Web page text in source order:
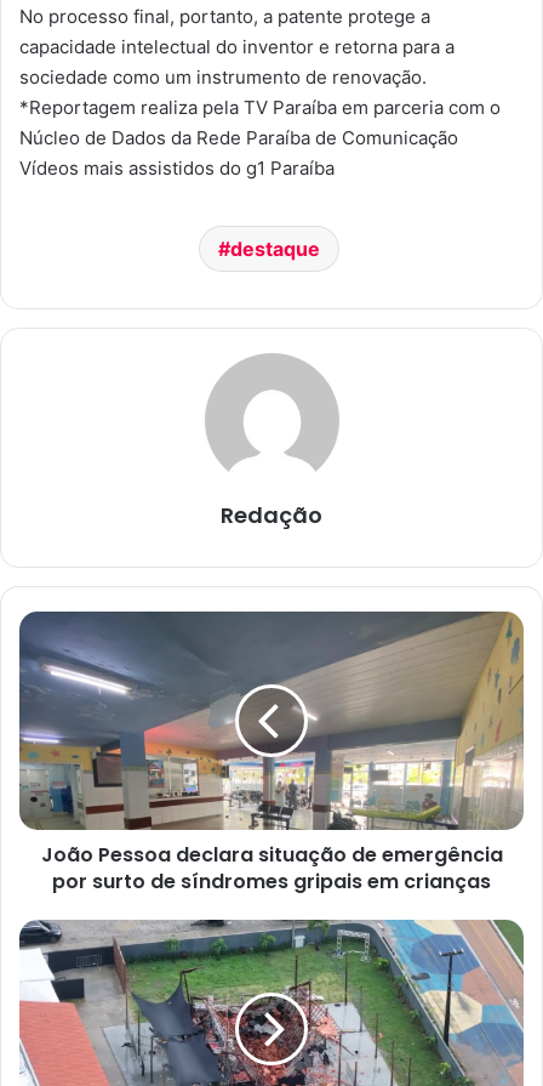
No processo final, portanto, a patente protege a
capacidade intelectual do inventor e retorna para a
sociedade como um instrumento de renovação.
*Reportagem realiza pela TV Paraíba em parceria com o
Núcleo de Dados da Rede Paraíba de Comunicação
Vídeos mais assistidos do g1 Paraíba
destaque
Redação
J
ã
P
e
s
o
c
l
a
r
s
João Pessoa declara situação de emergência
por surto de síndromes gripais em crianças
C
s
a
d
e